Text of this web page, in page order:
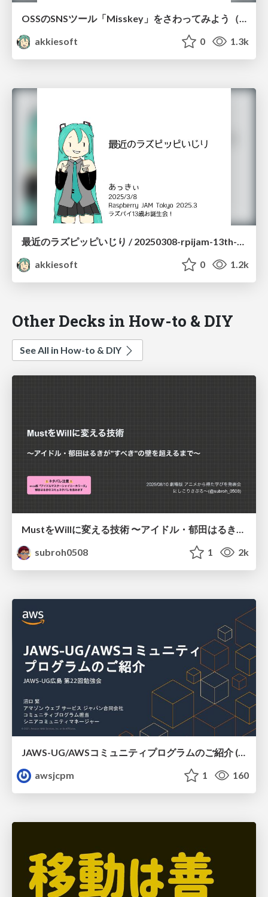
OSSのSNSツール「Misskey」をさわってみよう（右下ワイプで私のOSCの20年を振り返ります） / 20250705-osc2025-do
akkiesoft
0 1.3k
最近のラズピッピいじり / 20250308-rpijam-13th-birthday
akkiesoft
0 1.2k
Other Decks in How-to & DIY
See All in How-to & DIY
subroh0508
1 2k
JAWS-UG/AWSコミュニティプログラムのご紹介 (JAWS-UG広島)
awsjcpm
1 160